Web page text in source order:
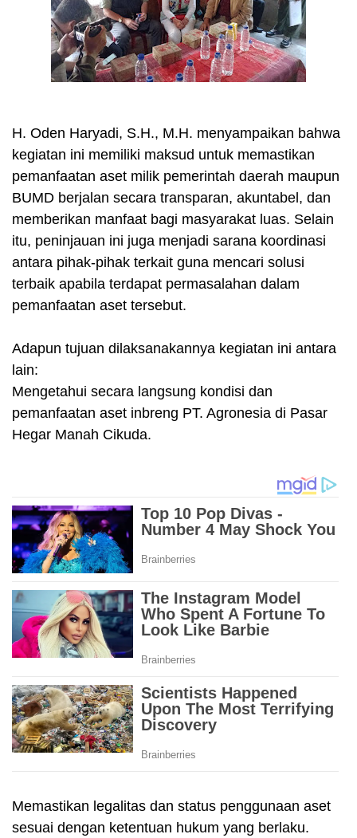
H. Oden Haryadi, S.H., M.H. menyampaikan bahwa
kegiatan ini memiliki maksud untuk memastikan
pemanfaatan aset milik pemerintah daerah maupun
BUMD berjalan secara transparan, akuntabel, dan
memberikan manfaat bagi masyarakat luas. Selain
itu, peninjauan ini juga menjadi sarana koordinasi
antara pihak-pihak terkait guna mencari solusi
terbaik apabila terdapat permasalahan dalam
pemanfaatan aset tersebut.
Adapun tujuan dilaksanakannya kegiatan ini antara
lain:
Mengetahui secara langsung kondisi dan
pemanfaatan aset inbreng PT. Agronesia di Pasar
Hegar Manah Cikuda.
Memastikan legalitas dan status penggunaan aset
sesuai dengan ketentuan hukum yang berlaku.